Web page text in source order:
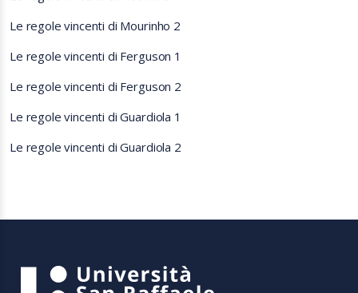
Le regole vincenti di Mourinho 2
Le regole vincenti di Ferguson 1
Le regole vincenti di Ferguson 2
Le regole vincenti di Guardiola 1
Le regole vincenti di Guardiola 2